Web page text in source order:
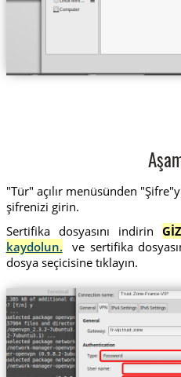
"Tür" açılır menüsünden
şifrenizi girin.
Sertifika dosyasını indirin
kaydolun. ve sertifika
dosya seçicisine tıklayın.
Trust.Zone-France-VIP
fr-vip.trust.zone